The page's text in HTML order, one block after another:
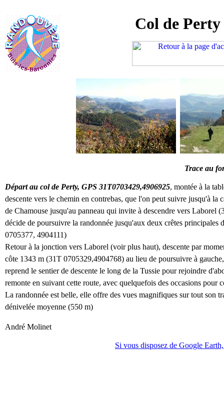
Col de Perty
Trace au
Départ au col de Perty, GPS 31T0703429,4906925, montée à la
descente vers le chemin en contrebas, que l'on peut suivre jusqu'à
de Chamouse jusqu'au panneau qui invite à descendre vers Laborel
décide de poursuivre la randonnée jusqu'aux deux crêtes
0705377, 4904111)
Retour à la jonction vers Laborel (voir plus haut), descente par
côte 1343 m (31T 0705329,4904768) au lieu de poursuivre à
reprend le sentier de descente le long de la Tussie pour rejoindre
remonte en suivant cette route, avec quelquefois des occasions pour
La randonnée est belle, elle offre des vues magnifiques sur tout son
dénivelée moyenne (550 m)
André Molinet
Si vous disposez de Google